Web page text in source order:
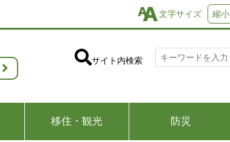
文字サイズ 縮小
サイト内検索
移住・観光 防災